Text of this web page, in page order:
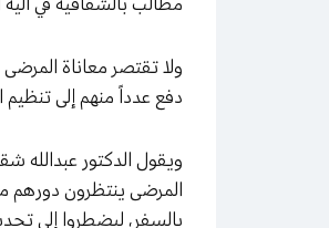
مطالب بالشفافية في آلية
ولا تقتصر معاناة
دفع عدداً منهم إلى تنظيم
ويقول الدكتور عبدالله
المرضى ينتظرون دورهم
بالسفر، ليضطروا إلى